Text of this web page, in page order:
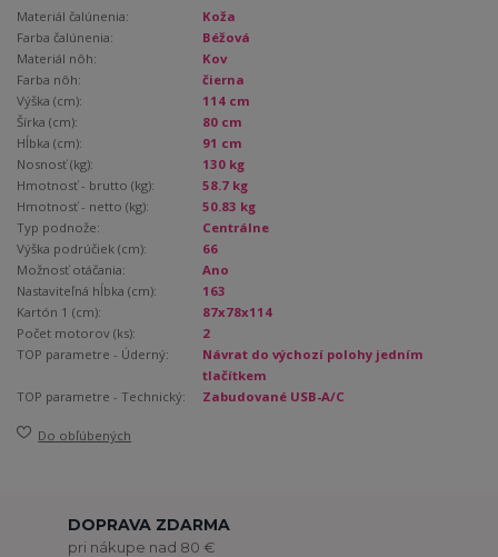
Materiál čalúnenia:
Koža
Farba čalúnenia:
Béžová
Materiál nôh:
Kov
Farba nôh:
čierna
Výška (cm):
114 cm
Šírka (cm):
80 cm
Hĺbka (cm):
91 cm
Nosnosť (kg):
130 kg
Hmotnosť - brutto (kg):
58.7 kg
Hmotnosť - netto (kg):
50.83 kg
Typ podnože:
Centrálne
Výška podrúčiek (cm):
66
Možnosť otáčania:
Ano
Nastaviteľná hĺbka (cm):
163
Kartón 1 (cm):
87x78x114
Počet motorov (ks):
2
TOP parametre - Úderný:
Návrat do výchozí polohy jedním
tlačítkem
TOP parametre - Technický:
Zabudované USB-A/C
Do obľúbených
DOPRAVA ZDARMA
pri nákupe nad 80 €